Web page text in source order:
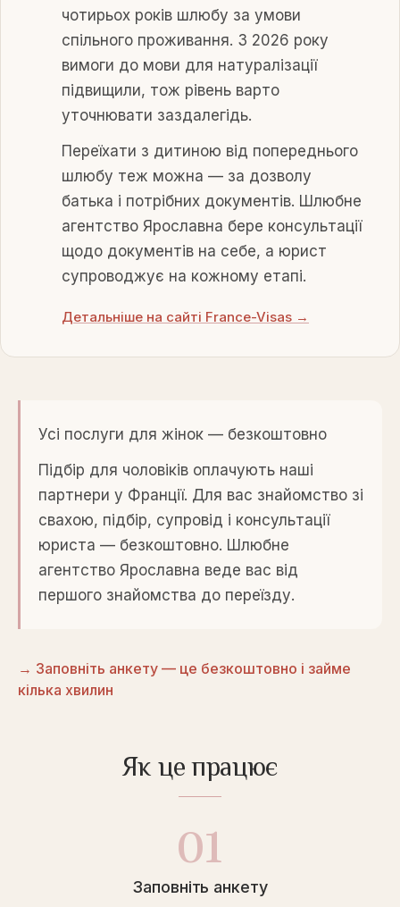
чотирьох років шлюбу за умови
спільного проживання. З 2026 року
вимоги до мови для натуралізації
підвищили, тож рівень варто
уточнювати заздалегідь.
Переїхати з дитиною від попереднього
шлюбу теж можна — за дозволу
батька і потрібних документів. Шлюбне
агентство Ярославна бере консультації
щодо документів на себе, а юрист
супроводжує на кожному етапі.
Детальніше на сайті France-Visas →
Усі послуги для жінок — безкоштовно
Підбір для чоловіків оплачують наші
партнери у Франції. Для вас знайомство зі
свахою, підбір, супровід і консультації
юриста — безкоштовно. Шлюбне
агентство Ярославна веде вас від
першого знайомства до переїзду.
→ Заповніть анкету — це безкоштовно і займе
кілька хвилин
Як це працює
01
Заповніть анкету